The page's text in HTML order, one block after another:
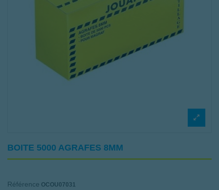
BOITE 5000 AGRAFES 8MM
Référence OCOU07031